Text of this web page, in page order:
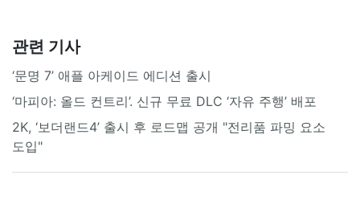
관련 기사
‘문명 7’ 애플 아케이드 에디션 출시
‘마피아: 올드 컨트리’. 신규 무료 DLC ‘자유 주행’ 배포
2K, ‘보더랜드4’ 출시 후 로드맵 공개 "전리품 파밍 요소
도입"